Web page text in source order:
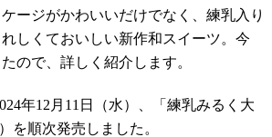
ージがかわいいだけでなく、練乳入り
しくておいしい新作和スイーツ。今
ので、詳しく紹介します。
年12月11日（水）、「練乳みるく大
を順次発売しました。